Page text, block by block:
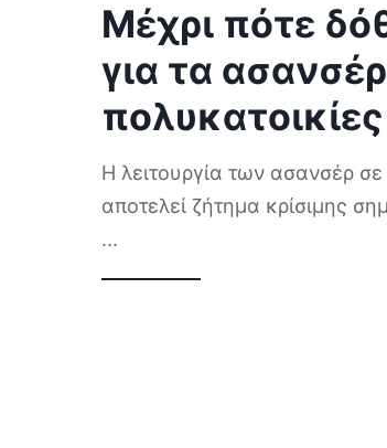
Μέχρι πότε
για τα
πολυκατοικίες
Η λειτουργία των ασανσέρ σε
αποτελεί ζήτημα κρίσιμης
...